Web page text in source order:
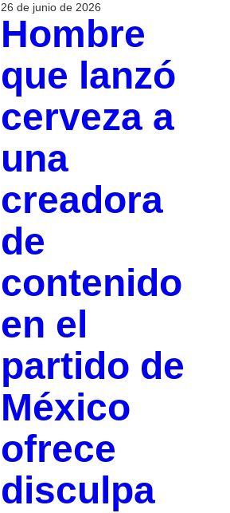
26 de junio de 2026
Hombre
que lanzó
cerveza a
una
creadora
de
contenido
en el
partido de
México
ofrece
disculpa